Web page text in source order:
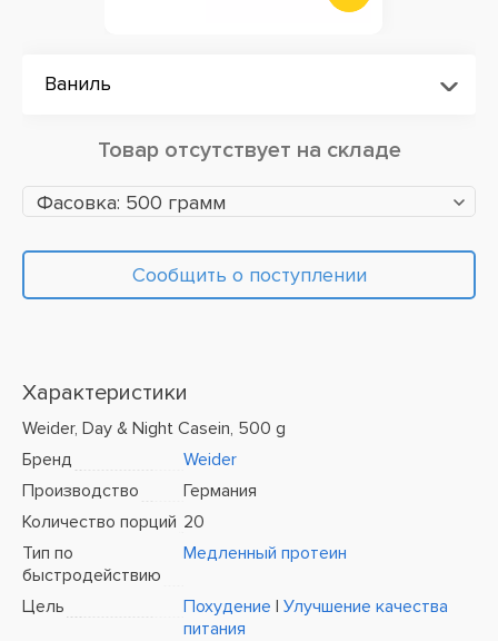
Ваниль
Товар отсутствует на складе
Фасовка: 500 грамм
Сообщить о поступлении
Характеристики
Weider, Day & Night Casein, 500 g
Бренд
Weider
Производство
Германия
Количество порций 20
Тип по
быстродействию
Медленный протеин
Цель Похудение | Улучшение качества
питания